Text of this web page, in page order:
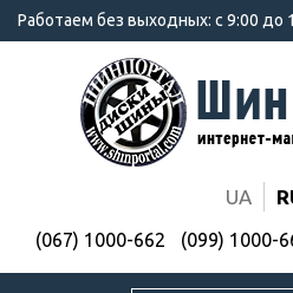
Работаем без выходных: с 9:00 до
UA
(067) 1000-662 (099) 1000-